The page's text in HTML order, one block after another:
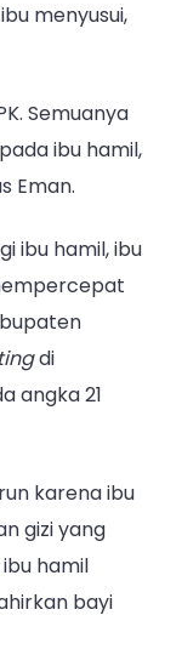
menyusui,
Semuanya
ibu hamil,
Eman.
ibu hamil, ibu
di
angka 21
karena ibu
gizi yang
hamil
bayi